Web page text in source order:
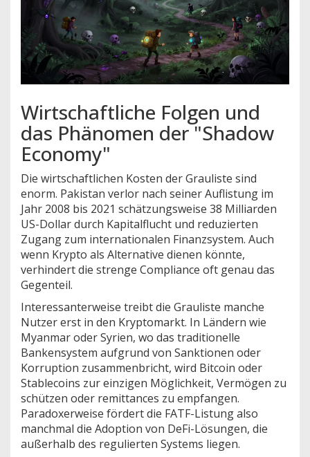
Wirtschaftliche Folgen und
das Phänomen der "Shadow
Economy"
Die wirtschaftlichen Kosten der Grauliste sind
enorm. Pakistan verlor nach seiner Auflistung im
Jahr 2008 bis 2021 schätzungsweise 38 Milliarden
US-Dollar durch Kapitalflucht und reduzierten
Zugang zum internationalen Finanzsystem. Auch
wenn Krypto als Alternative dienen könnte,
verhindert die strenge Compliance oft genau das
Gegenteil.
Interessanterweise treibt die Grauliste manche
Nutzer erst in den Kryptomarkt. In Ländern wie
Myanmar oder Syrien, wo das traditionelle
Bankensystem aufgrund von Sanktionen oder
Korruption zusammenbricht, wird Bitcoin oder
Stablecoins zur einzigen Möglichkeit, Vermögen zu
schützen oder remittances zu empfangen.
Paradoxerweise fördert die FATF-Listung also
manchmal die Adoption von DeFi-Lösungen, die
außerhalb des regulierten Systems liegen.